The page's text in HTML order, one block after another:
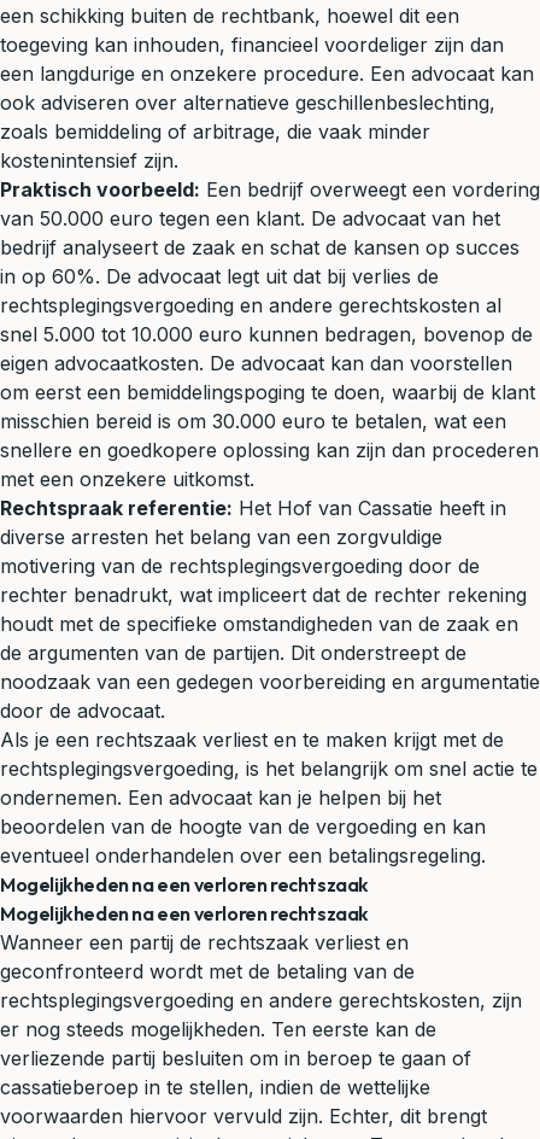
een schikking buiten de rechtbank, hoewel dit een
toegeving kan inhouden, financieel voordeliger zijn dan
een langdurige en onzekere procedure. Een advocaat kan
ook adviseren over alternatieve geschillenbeslechting,
zoals bemiddeling of arbitrage, die vaak minder
kostenintensief zijn.
Praktisch voorbeeld: Een bedrijf overweegt een vordering
van 50.000 euro tegen een klant. De advocaat van het
bedrijf analyseert de zaak en schat de kansen op succes
in op 60%. De advocaat legt uit dat bij verlies de
rechtsplegingsvergoeding en andere gerechtskosten al
snel 5.000 tot 10.000 euro kunnen bedragen, bovenop de
eigen advocaatkosten. De advocaat kan dan voorstellen
om eerst een bemiddelingspoging te doen, waarbij de klant
misschien bereid is om 30.000 euro te betalen, wat een
snellere en goedkopere oplossing kan zijn dan procederen
met een onzekere uitkomst.
Rechtspraak referentie: Het Hof van Cassatie heeft in
diverse arresten het belang van een zorgvuldige
motivering van de rechtsplegingsvergoeding door de
rechter benadrukt, wat impliceert dat de rechter rekening
houdt met de specifieke omstandigheden van de zaak en
de argumenten van de partijen. Dit onderstreept de
noodzaak van een gedegen voorbereiding en argumentatie
door de advocaat.
Als je een rechtszaak verliest en te maken krijgt met de
rechtsplegingsvergoeding, is het belangrijk om snel actie te
ondernemen. Een advocaat kan je helpen bij het
beoordelen van de hoogte van de vergoeding en kan
eventueel onderhandelen over een betalingsregeling.
Mogelijkheden na een verloren rechtszaak
Mogelijkheden na een verloren rechtszaak
Wanneer een partij de rechtszaak verliest en
geconfronteerd wordt met de betaling van de
rechtsplegingsvergoeding en andere gerechtskosten, zijn
er nog steeds mogelijkheden. Ten eerste kan de
verliezende partij besluiten om in beroep te gaan of
cassatieberoep in te stellen, indien de wettelijke
voorwaarden hiervoor vervuld zijn. Echter, dit brengt